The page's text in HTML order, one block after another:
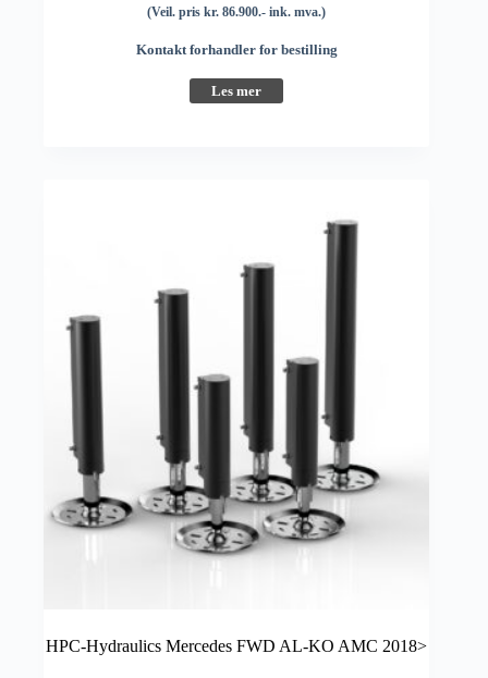
(Veil. pris kr. 86.900.- ink. mva.)
Kontakt forhandler for bestilling
Les mer
HPC-Hydraulics Mercedes FWD AL-KO AMC 2018>